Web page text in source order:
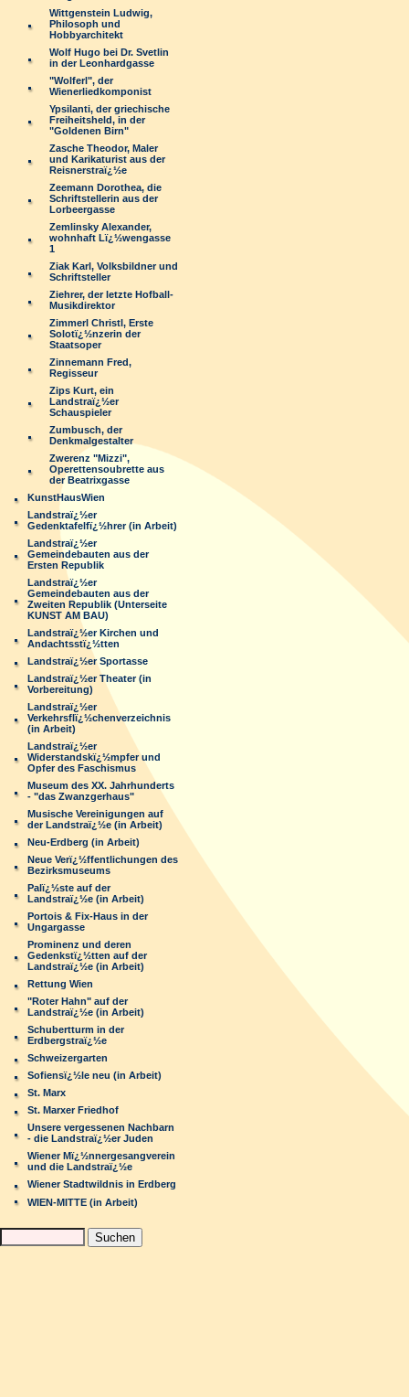
Wittgenstein Ludwig,
Philosoph und
Hobbyarchitekt
Wolf Hugo bei Dr. Svetlin
in der Leonhardgasse
"Wolferl", der
Wienerliedkomponist
Ypsilanti, der griechische
Freiheitsheld, in der
"Goldenen Birn"
Zasche Theodor, Maler
und Karikaturist aus der
Reisnerstraï¿½e
Zeemann Dorothea, die
Schriftstellerin aus der
Lorbeergasse
Zemlinsky Alexander,
wohnhaft Lï¿½wengasse
1
Ziak Karl, Volksbildner und
Schriftsteller
Ziehrer, der letzte Hofball-
Musikdirektor
Zimmerl Christl, Erste
Solotï¿½nzerin der
Staatsoper
Zinnemann Fred,
Regisseur
Zips Kurt, ein
Landstraï¿½er
Schauspieler
Zumbusch, der
Denkmalgestalter
Zwerenz "Mizzi",
Operettensoubrette aus
der Beatrixgasse
KunstHausWien
Landstraï¿½er
Gedenktafelfï¿½hrer (in Arbeit)
Landstraï¿½er
Gemeindebauten aus der
Ersten Republik
Landstraï¿½er
Gemeindebauten aus der
Zweiten Republik (Unterseite
KUNST AM BAU)
Landstraï¿½er Kirchen und
Andachtsstï¿½tten
Landstraï¿½er Sportasse
Landstraï¿½er Theater (in
Vorbereitung)
Landstraï¿½er
Verkehrsflï¿½chenverzeichnis
(in Arbeit)
Landstraï¿½er
Widerstandskï¿½mpfer und
Opfer des Faschismus
Museum des XX. Jahrhunderts
- "das Zwanzgerhaus"
Musische Vereinigungen auf
der Landstraï¿½e (in Arbeit)
Neu-Erdberg (in Arbeit)
Neue Verï¿½ffentlichungen des
Bezirksmuseums
Palï¿½ste auf der
Landstraï¿½e (in Arbeit)
Portois & Fix-Haus in der
Ungargasse
Prominenz und deren
Gedenkstï¿½tten auf der
Landstraï¿½e (in Arbeit)
Rettung Wien
"Roter Hahn" auf der
Landstraï¿½e (in Arbeit)
Schubertturm in der
Erdbergstraï¿½e
Schweizergarten
Sofiensï¿½le neu (in Arbeit)
St. Marx
St. Marxer Friedhof
Unsere vergessenen Nachbarn
- die Landstraï¿½er Juden
Wiener Mï¿½nnergesangverein
und die Landstraï¿½e
Wiener Stadtwildnis in Erdberg
WIEN-MITTE (in Arbeit)